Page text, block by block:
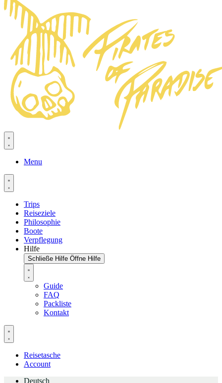
Menu
Trips
Reiseziele
Philosophie
Boote
Verpflegung
Hilfe
Schließe Hilfe Öffne Hilfe
Guide
FAQ
Packliste
Kontakt
Reisetasche
Account
Deutsch